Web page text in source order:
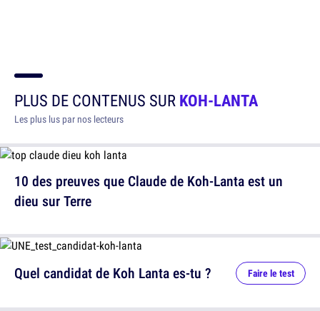
PLUS DE CONTENUS SURKOH-LANTA
Les plus lus par nos lecteurs
10 des preuves que Claude de Koh-Lanta est un
dieu sur Terre
Quel candidat de Koh Lanta es-tu ? Faire le test